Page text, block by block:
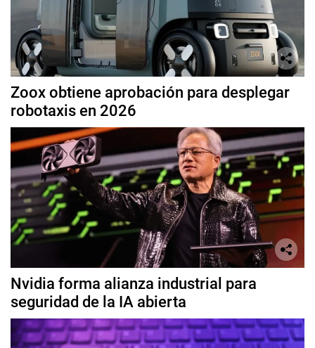
Zoox obtiene aprobación para desplegar
robotaxis en 2026
Nvidia forma alianza industrial para
seguridad de la IA abierta